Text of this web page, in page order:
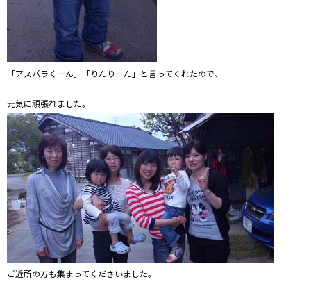
「アスパラくーん」「りんりーん」と言ってくれたので、
元気に頑張れました。
ご近所の方も集まってくださいました。